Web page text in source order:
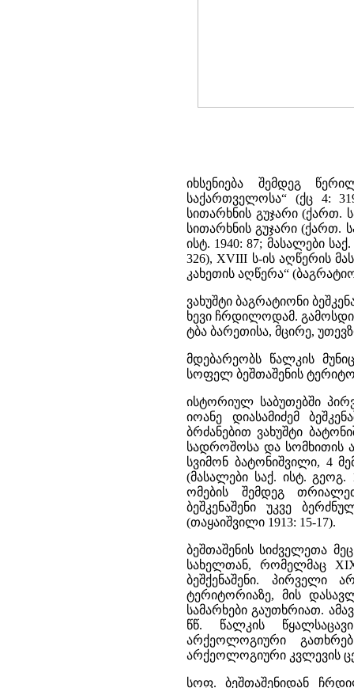
იხსენიება შემდეგ
საქართველოსა“ (ქც 4:
სითარხნის გუჯარი (ქართ.
სითარხნის გუჯარი (ქართ.
ისტ. 1940: 87; მასალები
326), XVIII ს-ის აღწერის
კახეთის აღწერა“
ვახუშტი ბაგრატიონი
ხევი ჩრდილოდამ.
ტბა ბარეთისა, მცირე,
მდებარეობს წალკის
სოფელ ბეშთაშენის
ისტორიულ საბუთებში
იოანე დიასამიძემ
ბრძანებით ვახუშტი
სადროშოსა და სომხითის
სვიმონ ბატონიშვილი, 4
(მასალები საქ. ისტ.
ომების შემდეგ
ბეშკენაშენი უკვე
(თაყაიშვილი 1913: 15-17).
ბეშთაშენის სიძველეთა
სახელთან, რომელმაც
ბეშქენაშენი. პირველი
ტერიტორიაზე, მის
სამარხები გაუთხრიათ.
წწ. წალკის
არქეოლოგიური
არქეოლოგიური კვლევის
სოფ. ბეშთაშენიდან